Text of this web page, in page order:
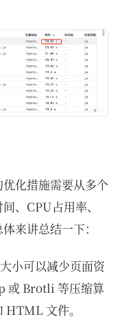
化措施需要从多个
、CPU占用率、
来讲总结一下：
小可以减少页面资
或 Brotli 等压缩算
HTML 文件。